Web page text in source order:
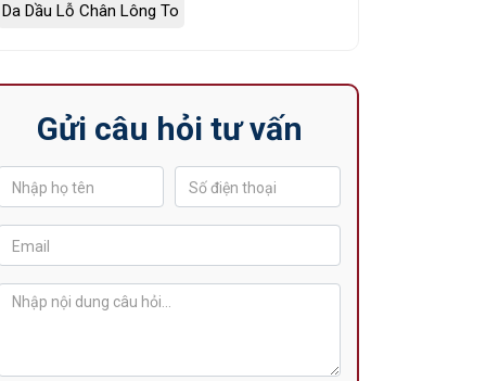
Da Dầu Lỗ Chân Lông To
Gửi câu hỏi tư vấn